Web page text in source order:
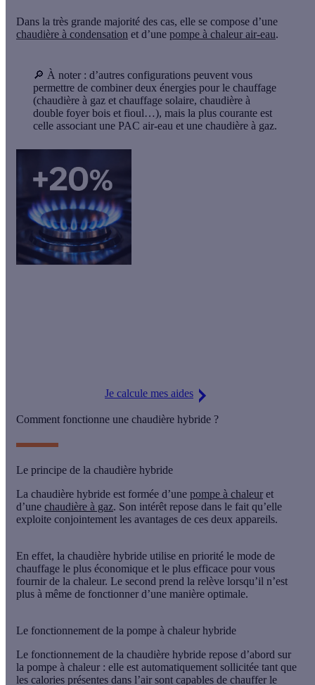
Dans la très grande majorité des cas, elle se compose d’une
chaudière à condensation et d’une pompe à chaleur air-eau.
🔎 À noter : d’autres configurations peuvent vous
permettre de combiner deux énergies pour le chauffage
(chaudière à gaz et chauffage solaire, chaudière à
double foyer bois et fioul…), mais la plus courante est
celle associant une PAC air-eau et une chaudière à gaz.
Je calcule mes aides
Comment fonctionne une chaudière hybride ?
Le principe de la chaudière hybride
La chaudière hybride est formée d’une pompe à chaleur et
d’une chaudière à gaz. Son intérêt repose dans le fait qu’elle
exploite conjointement les avantages de ces deux appareils.
En effet, la chaudière hybride utilise en priorité le mode de
chauffage le plus économique et le plus efficace pour vous
fournir de la chaleur. Le second prend la relève lorsqu’il n’est
plus à même de fonctionner d’une manière optimale.
Le fonctionnement de la pompe à chaleur hybride
Le fonctionnement de la chaudière hybride repose d’abord sur
la pompe à chaleur : elle est automatiquement sollicitée tant que
les calories présentes dans l’air sont capables de chauffer le